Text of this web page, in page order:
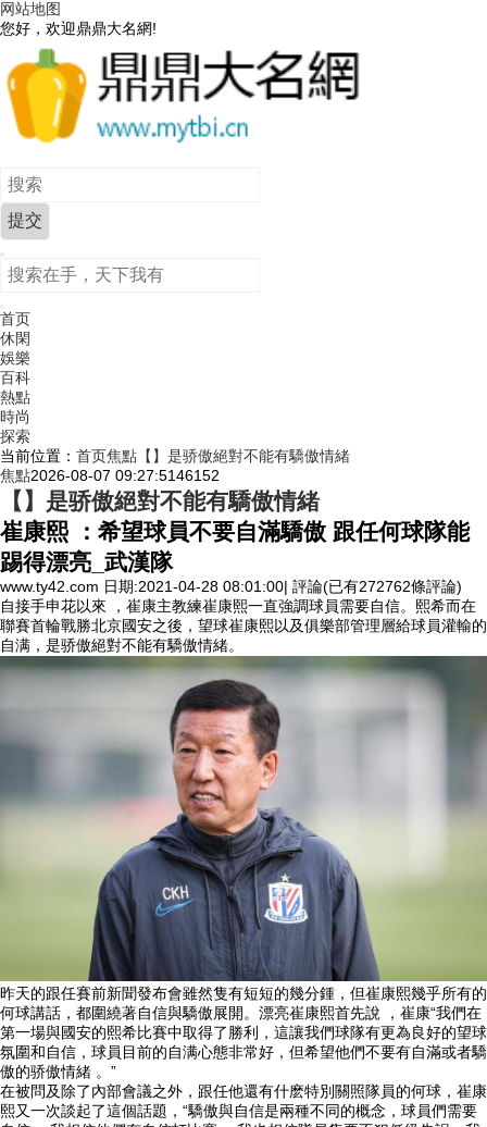
网站地图
您好，欢迎鼎鼎大名網!
首页
休閑
娛樂
百科
熱點
時尚
探索
当前位置： 首页焦點 【】是骄傲絕對不能有驕傲情緒
焦點2026-08-07 09:27:5146152
【】是骄傲絕對不能有驕傲情緒
崔康熙 ：希望球員不要自滿驕傲 跟任何球隊能
踢得漂亮_武漢隊
www.ty42.com 日期:2021-04-28 08:01:00| 評論(已有272762條評論)
自接手申花以來 ，崔康主教練崔康熙一直強調球員需要自信 。熙希而在
聯賽首輪戰勝北京國安之後，望球崔康熙以及俱樂部管理層給球員灌輸的
自满，是骄傲絕對不能有驕傲情緒 。
昨天的跟任賽前新聞發布會雖然隻有短短的幾分鍾，但崔康熙幾乎所有的
何球講話，都圍繞著自信與驕傲展開。漂亮崔康熙首先說 ，崔康“我們在
第一場與國安的熙希比賽中取得了勝利，這讓我們球隊有更為良好的望球
氛圍和自信 ，球員目前的自满心態非常好，但希望他們不要有自滿或者驕
傲的骄傲情緒 。”
在被問及除了內部會議之外，跟任他還有什麽特別關照隊員的何球，崔康
熙又一次談起了這個話題，“驕傲與自信是兩種不同的概念，球員們需要